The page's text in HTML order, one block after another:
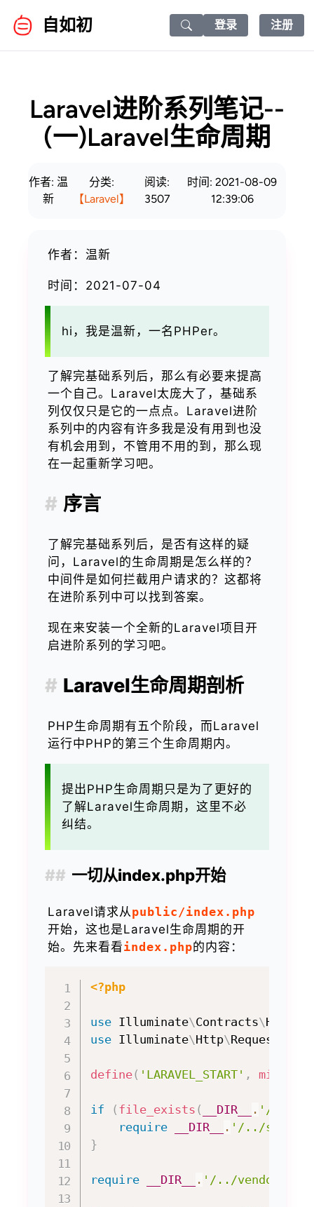
自如初
Search icon
登录 注册
Laravel进阶系列笔记--
(一)Laravel生命周期
作者: 温
新
分类:
【Laravel】
阅读:
3507
时间: 2021-08-09
12:39:06
作者：温新
时间：2021-07-04
hi，我是温新，一名PHPer。
了解完基础系列后，那么有必要来提高
一个自己。Laravel太庞大了，基础系
列仅仅只是它的一点点。Laravel进阶
系列中的内容有许多我是没有用到也没
有机会用到，不管用不用的到，那么现
在一起重新学习吧。
序言
了解完基础系列后，是否有这样的疑
问，Laravel的生命周期是怎么样的？
中间件是如何拦截用户请求的？这都将
在进阶系列中可以找到答案。
现在来安装一个全新的Laravel项目开
启进阶系列的学习吧。
Laravel生命周期剖析
PHP生命周期有五个阶段，而Laravel
运行中PHP的第三个生命周期内。
提出PHP生命周期只是为了更好的
了解Laravel生命周期，这里不必
纠结。
一切从index.php开始
Laravel请求从 public/index.php
开始，这也是Laravel生命周期的开
始。先来看看index.php的内容：
<?php
use Illuminate\Contracts\Http
use Illuminate\Http\Request
define( 'LARAVEL_START' ,
if ( file_exists ( __DIR__ . '/../
require
__DIR__ . '/../storage/
}
require __DIR__ . '/../vendor/